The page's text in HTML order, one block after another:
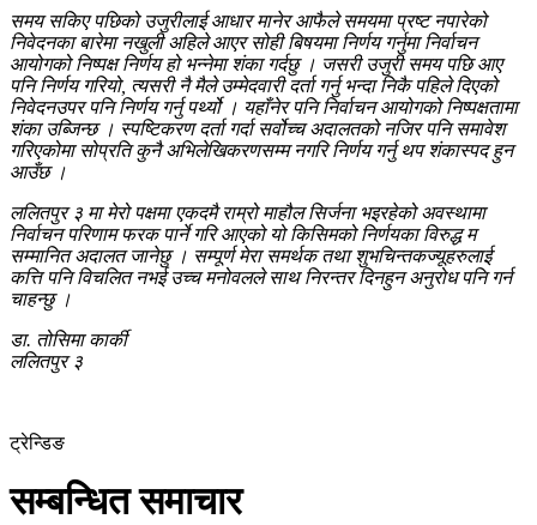
समय सकिए पछिको उजुरीलाई आधार मानेर आफैले समयमा प्रष्ट नपारेको
निवेदनका बारेमा नखुली अहिले आएर सोही बिषयमा निर्णय गर्नुमा निर्वाचन
आयोगको निष्पक्ष निर्णय हो भन्नेमा शंका गर्दछु । जसरी उजुरी समय पछि आए
पनि निर्णय गरियो, त्यसरी नै मैले उम्मेदवारी दर्ता गर्नु भन्दा निकै पहिले दिएको
निवेदनउपर पनि निर्णय गर्नु पर्थ्यो । यहाँनेर पनि निर्वाचन आयोगको निष्पक्षतामा
शंका उब्जिन्छ । स्पष्टिकरण दर्ता गर्दा सर्वोच्च अदालतको नजिर पनि समावेश
गरिएकोमा सोप्रति कुनै अभिलेखिकरणसम्म नगरि निर्णय गर्नु थप शंकास्पद हुन
आउँछ ।
ललितपुर ३ मा मेरो पक्षमा एकदमै राम्रो माहौल सिर्जना भइरहेको अवस्थामा
निर्वाचन परिणाम फरक पार्ने गरि आएको यो किसिमको निर्णयका विरुद्ध म
सम्मानित अदालत जानेछु । सम्पूर्ण मेरा समर्थक तथा शुभचिन्तकज्यूहरुलाई
कत्ति पनि विचलित नभई उच्च मनोवलले साथ निरन्तर दिनहुन अनुरोध पनि गर्न
चाहन्छु ।
डा. तोसिमा कार्की
ललितपुर ३
ट्रेन्डिङ
सम्बन्धित समाचार